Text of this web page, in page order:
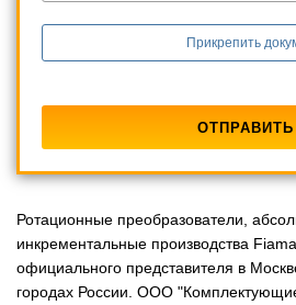
Прикрепить
Ротационные преобразователи,
инкрементальные производства
официального представителя в
городах России. ООО